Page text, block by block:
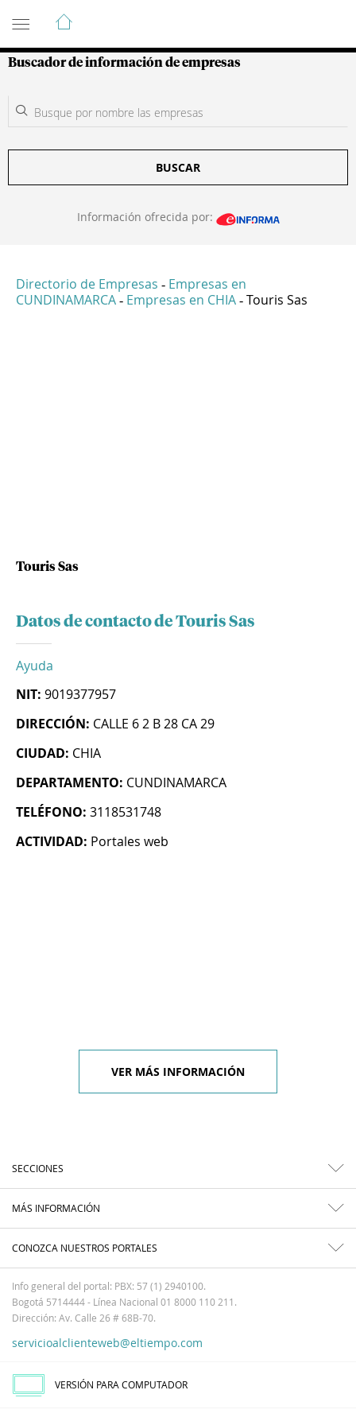
Guía de Empresas Colombianas
Buscador de información de empresas
BUSCAR
Información ofrecida por:
Directorio de Empresas - Empresas en
CUNDINAMARCA - Empresas en CHIA - Touris Sas
Touris Sas
Datos de contacto de Touris Sas
Ayuda
NIT: 9019377957
DIRECCIÓN: CALLE 6 2 B 28 CA 29
CIUDAD: CHIA
DEPARTAMENTO: CUNDINAMARCA
TELÉFONO: 3118531748
ACTIVIDAD: Portales web
VER MÁS INFORMACIÓN
SECCIONES
MÁS INFORMACIÓN
CONOZCA NUESTROS PORTALES
Info general del portal: PBX: 57 (1) 2940100.
Bogotá 5714444 - Línea Nacional 01 8000 110 211.
Dirección: Av. Calle 26 # 68B-70.
servicioalclienteweb@eltiempo.com
VERSIÓN PARA COMPUTADOR